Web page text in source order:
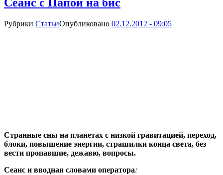
Сеанс с Папой на бис
Рубрики СтатьиОпубликовано 02.12.2012 - 09:05
Странные сны на планетах с низкой гравитацией, переход,
блоки, повышение энергии, страшилки конца света, без
вести пропавшие, дежавю, вопросы.
Сеанс и вводная словами оператора: